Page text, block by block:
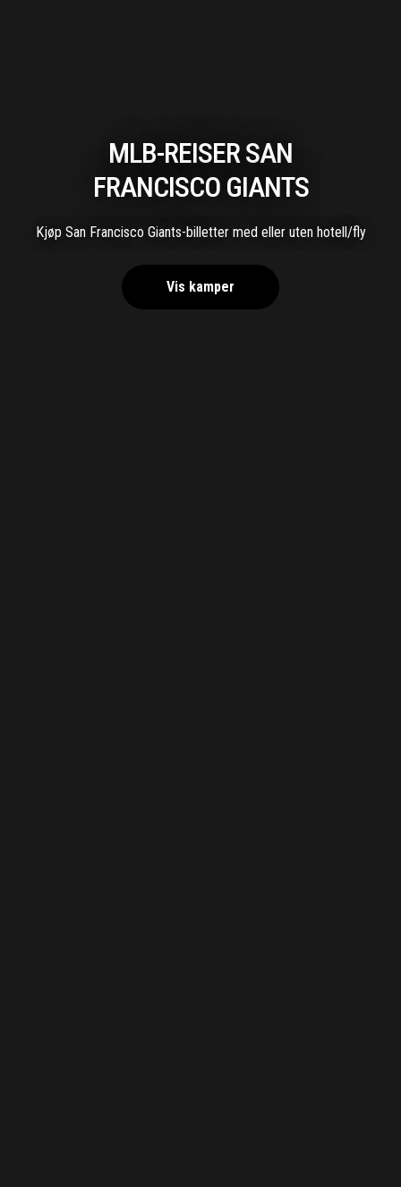
MLB-REISER SAN
FRANCISCO GIANTS
Kjøp San Francisco Giants-billetter med eller uten hotell/fly
Vis kamper